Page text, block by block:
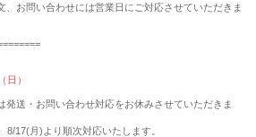
、お問い合わせには営業日にご対応させていただきま
日）
発送・お問い合わせ対応をお休みさせていただきま
8/17(月)より順次対応いたします。